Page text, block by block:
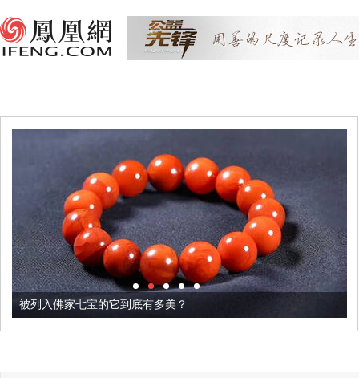
被列入佛家七宝的它到底有多美？